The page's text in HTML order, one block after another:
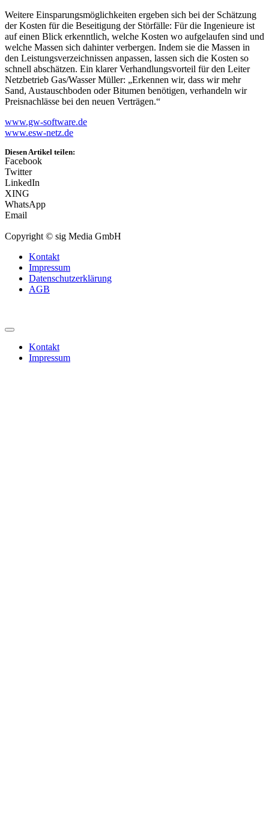
Weitere Einsparungsmöglichkeiten ergeben sich bei der Schätzung
der Kosten für die Beseitigung der Störfälle: Für die Ingenieure ist
auf einen Blick erkenntlich, welche Kosten wo aufgelaufen sind und
welche Massen sich dahinter verbergen. Indem sie die Massen in
den Leistungsverzeichnissen anpassen, lassen sich die Kosten so
schnell abschätzen. Ein klarer Verhandlungsvorteil für den Leiter
Netzbetrieb Gas/Wasser Müller: „Erkennen wir, dass wir mehr
Sand, Austauschboden oder Bitumen benötigen, verhandeln wir
Preisnachlässe bei den neuen Verträgen.“
www.gw-software.de
www.esw-netz.de
Diesen Artikel teilen:
Facebook
Twitter
LinkedIn
XING
WhatsApp
Email
Copyright © sig Media GmbH
Kontakt
Impressum
Datenschutzerklärung
AGB
Kontakt
Impressum